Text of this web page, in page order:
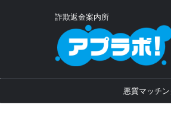
詐欺返金案内所
悪質マッチ